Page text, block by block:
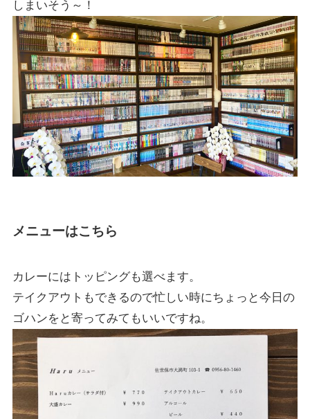
しまいそう～！
メニューはこちら
カレーにはトッピングも選べます。
テイクアウトもできるので忙しい時にちょっと今日の
ゴハンをと寄ってみてもいいですね。